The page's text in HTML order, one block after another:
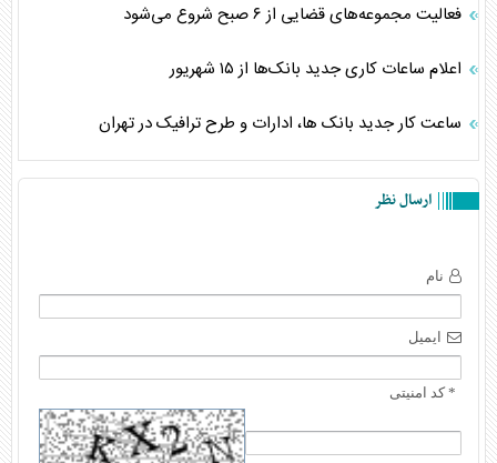
فعالیت مجموعه‌های قضایی از ۶ صبح شروع می‌شود
اعلام ساعات کاری جدید بانک‌ها از ۱۵ شهریور
ساعت کار جدید بانک ها، ادارات و طرح ترافیک در تهران
ارسال نظر
نام
ایمیل
* کد امنیتی